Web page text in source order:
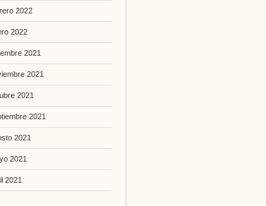
2022
2022
2021
2021
2021
2021
2021
2021
2021